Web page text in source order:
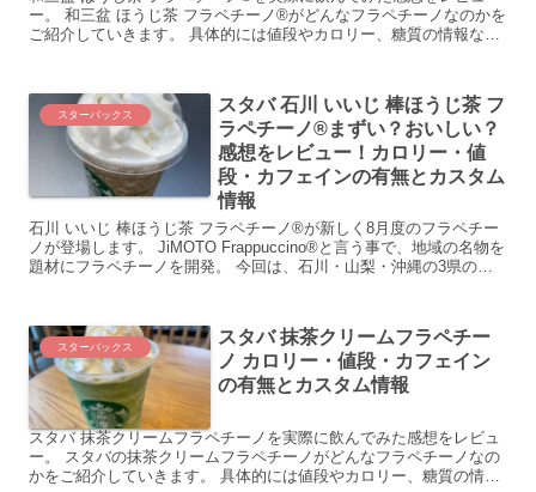
ー。 和三盆 ほうじ茶 フラペチーノ®がどんなフラペチーノなのかを
ご紹介していきます。 具体的には値段やカロリー、糖質の情報など
スターバックス
スタバ 石川 いいじ 棒ほうじ茶 フ
ラペチーノ®まずい？おいしい？
感想をレビュー！カロリー・値
段・カフェインの有無とカスタム
情報
石川 いいじ 棒ほうじ茶 フラペチーノ®が新しく8月度のフラペチー
ノが登場します。 JiMOTO Frappuccino®と言う事で、地域の名物を
題材にフラペチーノを開発。 今回は、石川・山梨・沖縄の3県の地
スターバックス
スタバ 抹茶クリームフラペチー
ノ カロリー・値段・カフェイン
の有無とカスタム情報
スタバ 抹茶クリームフラペチーノを実際に飲んでみた感想をレビュ
ー。 スタバの抹茶クリームフラペチーノがどんなフラペチーノなの
かをご紹介していきます。 具体的には値段やカロリー、糖質の情報